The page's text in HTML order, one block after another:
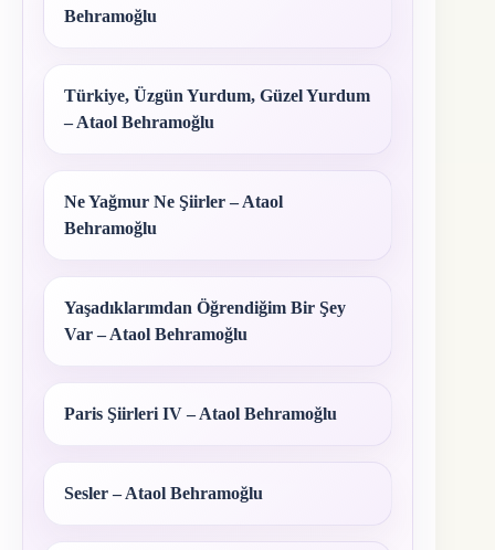
Behramoğlu
Türkiye, Üzgün Yurdum, Güzel Yurdum
– Ataol Behramoğlu
Ne Yağmur Ne Şiirler – Ataol
Behramoğlu
Yaşadıklarımdan Öğrendiğim Bir Şey
Var – Ataol Behramoğlu
Paris Şiirleri IV – Ataol Behramoğlu
Sesler – Ataol Behramoğlu